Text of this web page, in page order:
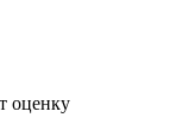
оценку